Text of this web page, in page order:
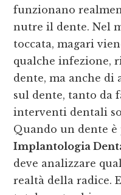
funzionano
nutre il dente. Nel
toccata, magari
qualche infezione,
dente, ma anche di
sul dente, tanto da
interventi dentali
Quando un dente è
Implantologia
deve analizzare
realtà della radice.